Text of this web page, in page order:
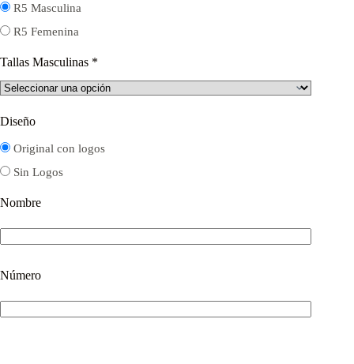
R5 Masculina
R5 Femenina
Tallas Masculinas *
Diseño
Original con logos
Sin Logos
Nombre
Número